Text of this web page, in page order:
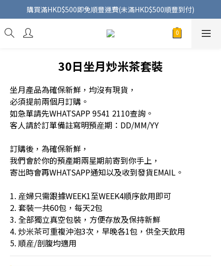
購買滿HKD$500即免順豐運費(未滿HKD$500順豐到付)
30日坐月炒米茶套裝
坐月產品為確保新鮮，均沒有現貨，
必須提前兩個月訂購。
如急單請先WHATSAPP 9541 2110查詢。
客人請於訂單備註寫明預産期：DD/MM/YY
訂購後，為確保新鮮，
我們會於你的預產期兩星期前寄到你手上，
寄出時會再WHATSAPP通知以及收到發貨EMAIL。
1. 産婦只需跟據WEEK1至WEEK4順序飲用即可
2. 套裝一共60包，每天2包
3. 全部獨立真空包裝，方便存放及保持新鮮
4. 炒米茶可重複沖泡3次，早晚各1包，供全天飲用
5. 順産/剖腹均適用